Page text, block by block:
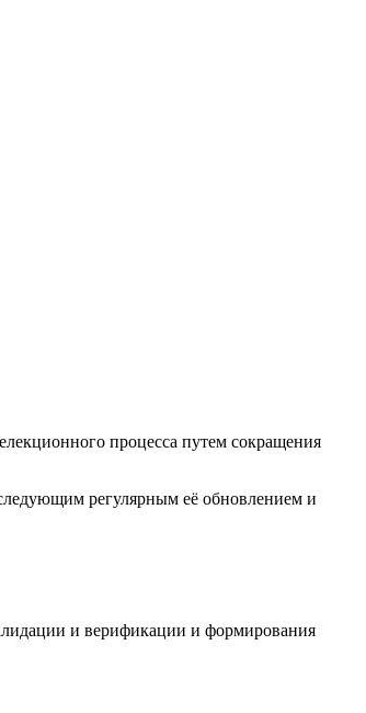
процесса путем сокращения
регулярным её обновлением и
и верификации и формирования